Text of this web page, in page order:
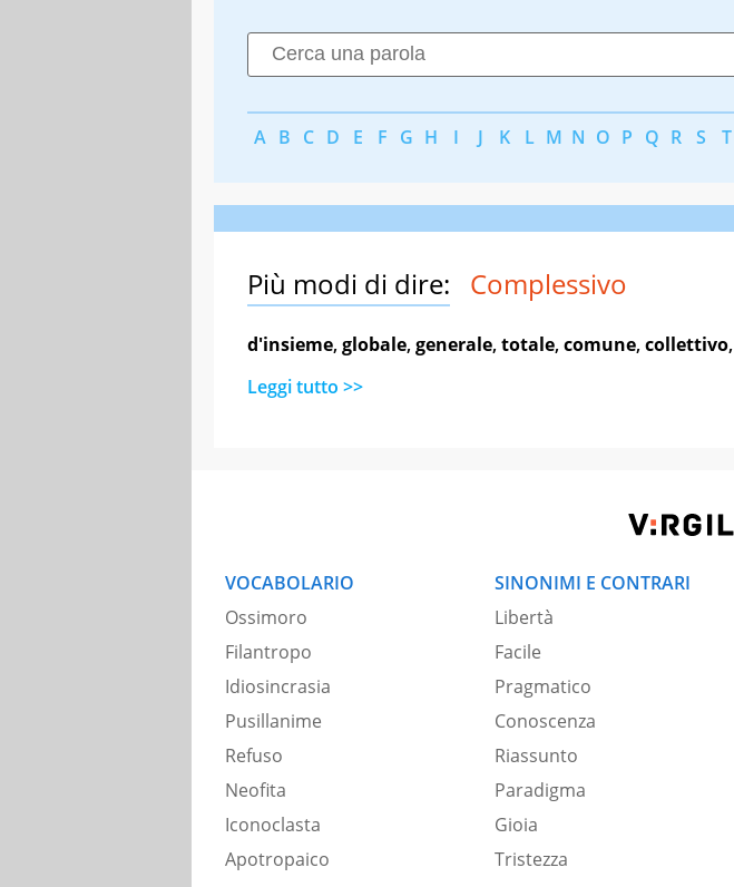
A B C D E F G H I J K L M N O P Q R S T
Più modi di dire: Complessivo
d'insieme,globale,generale,totale,comune,collettivo,
Leggi tutto >>
VOCABOLARIO
Ossimoro
Filantropo
Idiosincrasia
Pusillanime
Refuso
Neofita
Iconoclasta
Apotropaico
SINONIMI E CONTRARI
Libertà
Facile
Pragmatico
Conoscenza
Riassunto
Paradigma
Gioia
Tristezza